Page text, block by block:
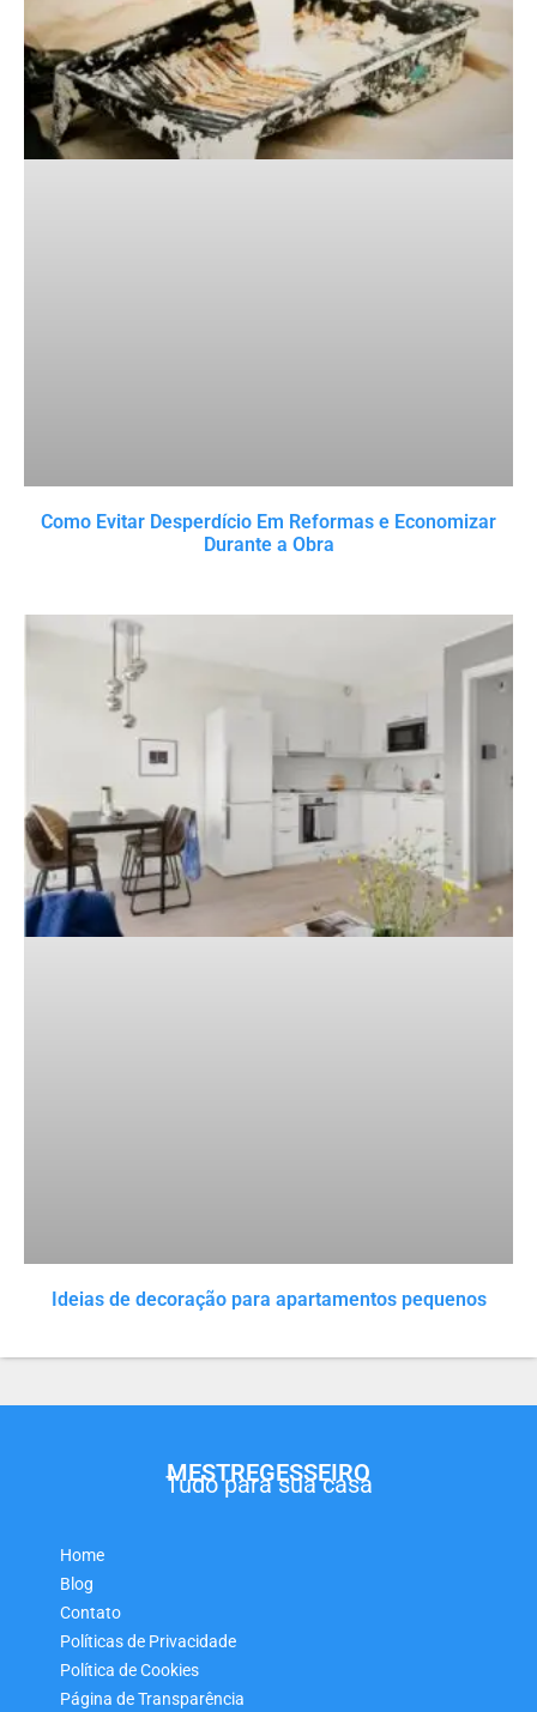
Como Evitar Desperdício Em Reformas e Economizar
Durante a Obra
Ideias de decoração para apartamentos pequenos
MESTREGESSEIRO
Tudo para sua casa
Home
Blog
Contato
Políticas de Privacidade
Política de Cookies
Página de Transparência